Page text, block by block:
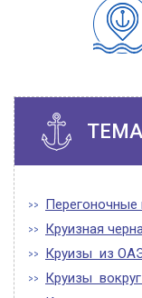
Перегоночные
Круизная
Круизы из
Круизы